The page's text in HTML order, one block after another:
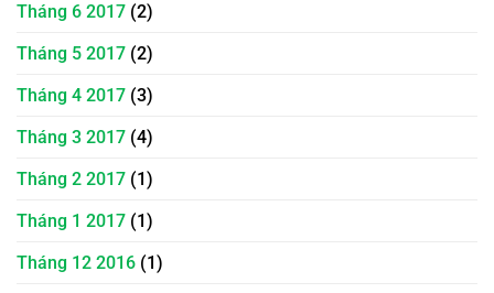
Tháng 6 2017 (2)
Tháng 5 2017 (2)
Tháng 4 2017 (3)
Tháng 3 2017 (4)
Tháng 2 2017 (1)
Tháng 1 2017 (1)
Tháng 12 2016 (1)